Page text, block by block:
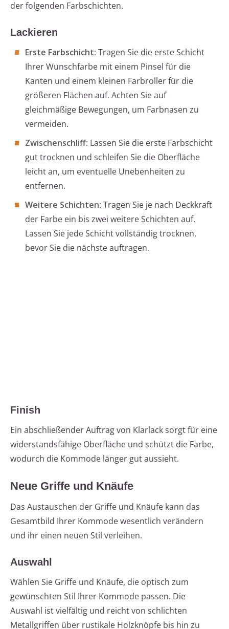
der folgenden Farbschichten.
Lackieren
Erste Farbschicht: Tragen Sie die erste Schicht
Ihrer Wunschfarbe mit einem Pinsel für die
Kanten und einem kleinen Farbroller für die
größeren Flächen auf. Achten Sie auf
gleichmäßige Bewegungen, um Farbnasen zu
vermeiden.
Zwischenschliff: Lassen Sie die erste Farbschicht
gut trocknen und schleifen Sie die Oberfläche
leicht an, um eventuelle Unebenheiten zu
entfernen.
Weitere Schichten: Tragen Sie je nach Deckkraft
der Farbe ein bis zwei weitere Schichten auf.
Lassen Sie jede Schicht vollständig trocknen,
bevor Sie die nächste auftragen.
Finish
Ein abschließender Auftrag von Klarlack sorgt für eine
widerstandsfähige Oberfläche und schützt die Farbe,
wodurch die Kommode länger gut aussieht.
Neue Griffe und Knäufe
Das Austauschen der Griffe und Knäufe kann das
Gesamtbild Ihrer Kommode wesentlich verändern
und ihr einen neuen Stil verleihen.
Auswahl
Wählen Sie Griffe und Knäufe, die optisch zum
gewünschten Stil Ihrer Kommode passen. Die
Auswahl ist vielfältig und reicht von schlichten
Metallgriffen über rustikale Holzknöpfe bis hin zu